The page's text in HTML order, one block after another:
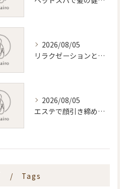
2026/08/05
リラクゼーションと新潟県のリンパマッサージ効果と料金相場を体験前に知る安心ガイド
2026/08/05
エステで顔引き締めを叶える新潟県内おすすめ施術と選び方ガイド
Tags